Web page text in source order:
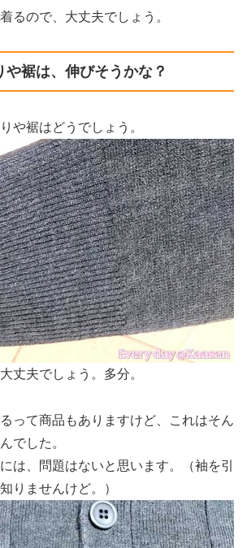
るので、大丈夫でしょう。
や裾は、伸びそうかな？
や裾はどうでしょう。
丈夫でしょう。多分。
って商品もありますけど、これはそん
でした。
は、問題はないと思います。（袖を引
りませんけど。）